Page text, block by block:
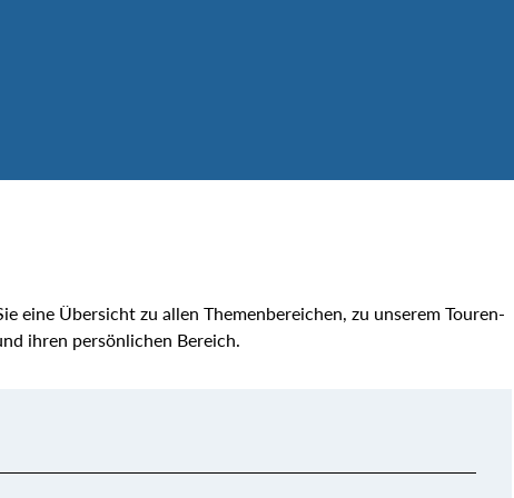
eine Übersicht zu allen Themenbereichen, zu unserem Touren-
ihren persönlichen Bereich.